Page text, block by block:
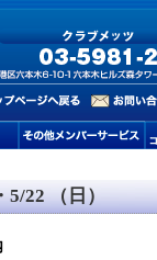
5/22 （日）